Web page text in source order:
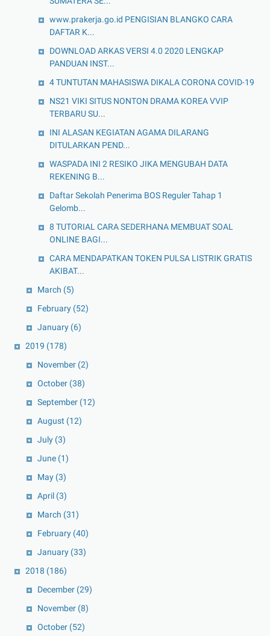
www.prakerja.go.id PENGISIAN BLANGKO CARA
DAFTAR K...
DOWNLOAD ARKAS VERSI 4.0 2020 LENGKAP
PANDUAN INST...
4 TUNTUTAN MAHASISWA DIKALA CORONA COVID-19
NS21 VIKI SITUS NONTON DRAMA KOREA VVIP
TERBARU SU...
INI ALASAN KEGIATAN AGAMA DILARANG
DITULARKAN PEND...
WASPADA INI 2 RESIKO JIKA MENGUBAH DATA
REKENING B...
Daftar Sekolah Penerima BOS Reguler Tahap 1
Gelomb...
8 TUTORIAL CARA SEDERHANA MEMBUAT SOAL
ONLINE BAGI...
CARA MENDAPATKAN TOKEN PULSA LISTRIK GRATIS
AKIBAT...
March (5)
February (52)
January (6)
2019 (178)
November (2)
October (38)
September (12)
August (12)
July (3)
June (1)
May (3)
April (3)
March (31)
February (40)
January (33)
2018 (186)
December (29)
November (8)
October (52)